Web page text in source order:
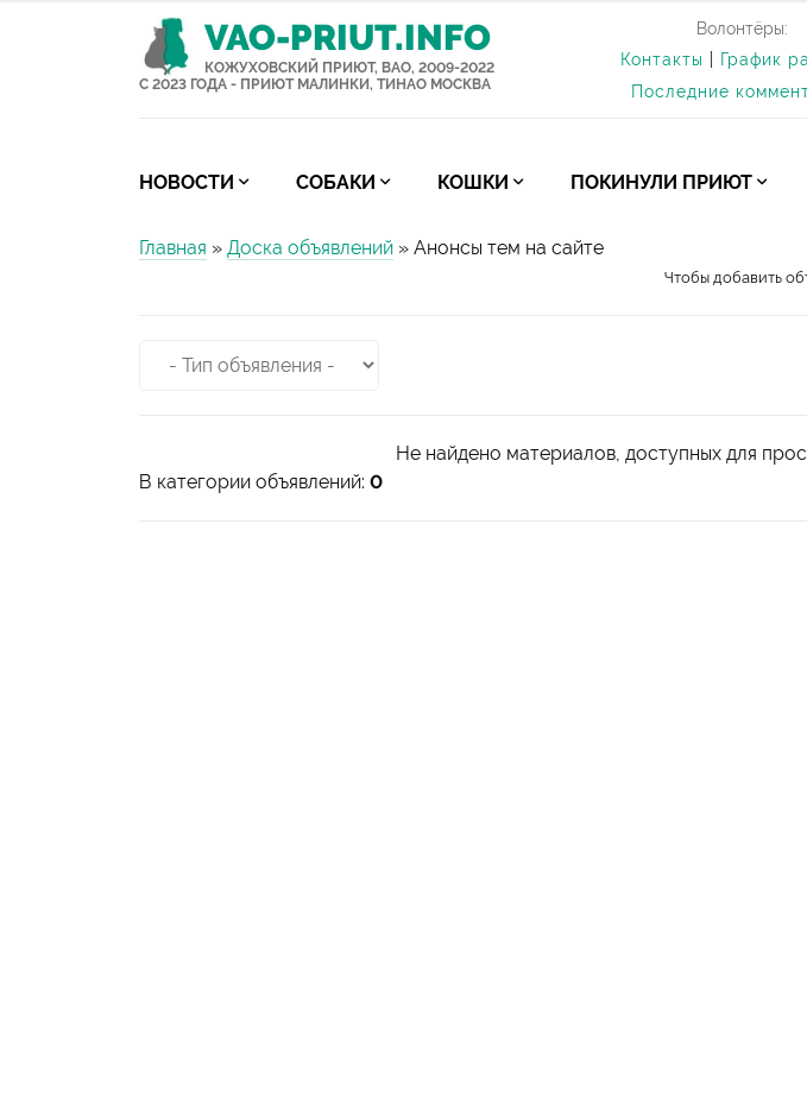
VAO-PRIUT.INFO
КОЖУХОВСКИЙ ПРИЮТ, ВАО, 2009-2022
С 2023 ГОДА - ПРИЮТ МАЛИНКИ, ТИНАО МОСКВА
Волонтёры:
Контакты
График
Последние
НОВОСТИ СОБАКИ КОШКИ ПОКИНУЛИ ПРИЮТ
Главная » Доска объявлений » Анонсы тем на сайте
Чтобы добавить
Не найдено материалов, доступных для
В категории объявлений: 0